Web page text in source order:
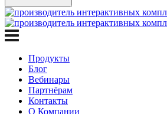
Продукты
Блог
Вебинары
Партнёрам
Контакты
О Компании